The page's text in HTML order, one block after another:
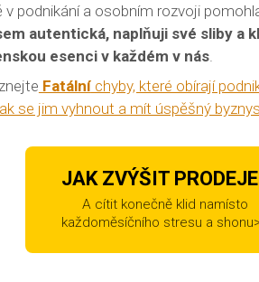
v podnikání a osobním rozvoji
autentická, naplňuji své sliby a
esenci v každém v nás.
Fatálníchyby, které obírají
se jim vyhnout a mít úspěšný
JAK ZVÝŠIT
A cítit konečně klid namísto
každoměsíčního stresu a